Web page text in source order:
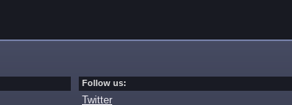
Follow us:
Twitter